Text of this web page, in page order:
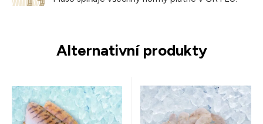
Alternativní produkty